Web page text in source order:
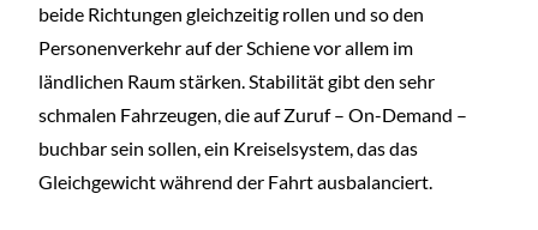
beide Richtungen gleichzeitig rollen und so den
Personenverkehr auf der Schiene vor allem im
ländlichen Raum stärken. Stabilität gibt den sehr
schmalen Fahrzeugen, die auf Zuruf – On-Demand –
buchbar sein sollen, ein Kreiselsystem, das das
Gleichgewicht während der Fahrt ausbalanciert.